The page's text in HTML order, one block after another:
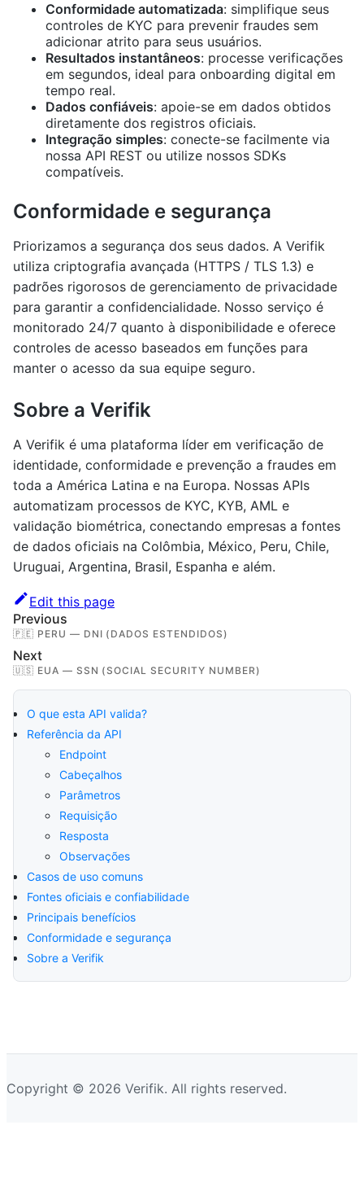
Conformidade automatizada: simplifique seus
controles de KYC para prevenir fraudes sem
adicionar atrito para seus usuários.
Resultados instantâneos: processe verificações
em segundos, ideal para onboarding digital em
tempo real.
Dados confiáveis: apoie-se em dados obtidos
diretamente dos registros oficiais.
Integração simples: conecte-se facilmente via
nossa API REST ou utilize nossos SDKs
compatíveis.
Conformidade e segurança
Priorizamos a segurança dos seus dados. A Verifik
utiliza criptografia avançada (HTTPS / TLS 1.3) e
padrões rigorosos de gerenciamento de privacidade
para garantir a confidencialidade. Nosso serviço é
monitorado 24/7 quanto à disponibilidade e oferece
controles de acesso baseados em funções para
manter o acesso da sua equipe seguro.
Sobre a Verifik
A Verifik é uma plataforma líder em verificação de
identidade, conformidade e prevenção a fraudes em
toda a América Latina e na Europa. Nossas APIs
automatizam processos de KYC, KYB, AML e
validação biométrica, conectando empresas a fontes
de dados oficiais na Colômbia, México, Peru, Chile,
Uruguai, Argentina, Brasil, Espanha e além.
Edit this page
Previous
🇵🇪 PERU — DNI (DADOS ESTENDIDOS)
Next
🇺🇸 EUA — SSN (SOCIAL SECURITY NUMBER)
O que esta API valida?
Referência da API
Endpoint
Cabeçalhos
Parâmetros
Requisição
Resposta
Observações
Casos de uso comuns
Fontes oficiais e confiabilidade
Principais benefícios
Conformidade e segurança
Sobre a Verifik
Copyright © 2026 Verifik. All rights reserved.